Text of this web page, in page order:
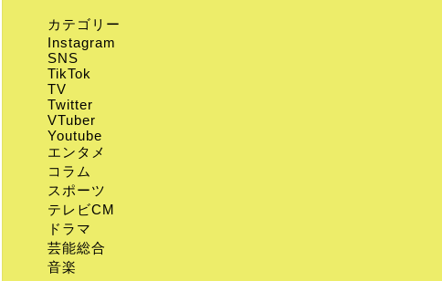
カテゴリー
Instagram
SNS
TikTok
TV
Twitter
VTuber
Youtube
エンタメ
コラム
スポーツ
テレビCM
ドラマ
芸能総合
音楽